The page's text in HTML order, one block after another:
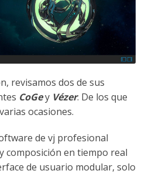
revisamos dos de sus
CoGey Vézer. De los que
ocasiones.
de vj profesional
composición en tiempo real
de usuario modular, solo